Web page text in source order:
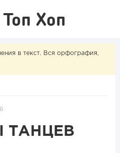
Хоп
в текст. Вся орфография,